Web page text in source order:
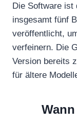
Die Software ist
insgesamt fünf
veröffentlicht,
verfeinern. Die
Version bereits
für ältere